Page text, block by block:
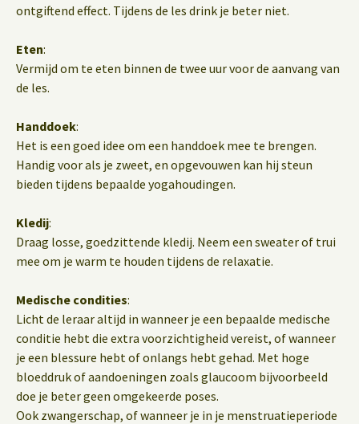
ontgiftend effect. Tijdens de les drink je beter niet.
Eten:
Vermijd om te eten binnen de twee uur voor de aanvang van
de les.
Handdoek:
Het is een goed idee om een handdoek mee te brengen.
Handig voor als je zweet, en opgevouwen kan hij steun
bieden tijdens bepaalde yogahoudingen.
Kledij:
Draag losse, goedzittende kledij. Neem een sweater of trui
mee om je warm te houden tijdens de relaxatie.
Medische condities:
Licht de leraar altijd in wanneer je een bepaalde medische
conditie hebt die extra voorzichtigheid vereist, of wanneer
je een blessure hebt of onlangs hebt gehad. Met hoge
bloeddruk of aandoeningen zoals glaucoom bijvoorbeeld
doe je beter geen omgekeerde poses.
Ook zwangerschap, of wanneer je in je menstruatieperiode